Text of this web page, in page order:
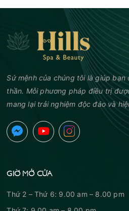
Sứ mệnh của chúng tôi là giúp bạn
thần. Mỗi phương pháp điều trị
mang lại trải nghiệm độc đáo và
GIỜ MỞ CỬA
Thứ 2 – Thứ 6: 9.00 am – 8.00 pm